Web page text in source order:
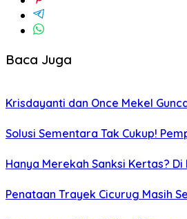
Baca Juga
Krisdayanti dan Once Mekel
Solusi Sementara Tak Cukup!
Hanya Merekah Sanksi Kertas?
Penataan Trayek Cicurug Masih